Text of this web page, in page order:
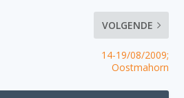
VOLGENDE
14-19/08/2009;
Oostmahorn